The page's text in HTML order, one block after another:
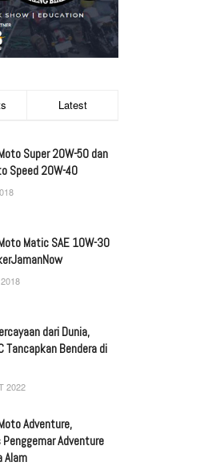
Latest
Super 20W-50 dan
Speed 20W-40
Matic SAE 10W-30
dari Dunia,
Tancapkan Bendera di
2022
Adventure,
Adventure
Alam